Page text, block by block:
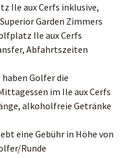
Ile aux Cerfs inklusive,
Garden Zimmers
Ile aux Cerfs
Abfahrtszeiten
Golfer die
im Ile aux Cerfs
alkoholfreie Getränke
eine Gebühr in Höhe von
Runde